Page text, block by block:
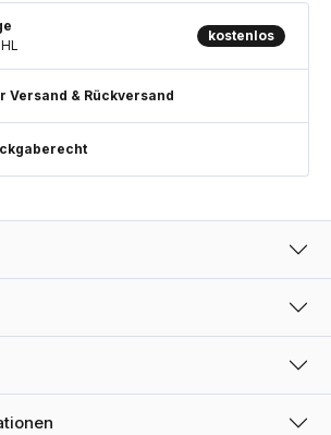
kostenlos
Versand & Rückversand